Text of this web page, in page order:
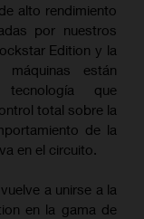
alto rendimiento
por nuestros
Edition y la
están
que
total sobre la
de la
en el circuito.
a unirse a la
en la gama de